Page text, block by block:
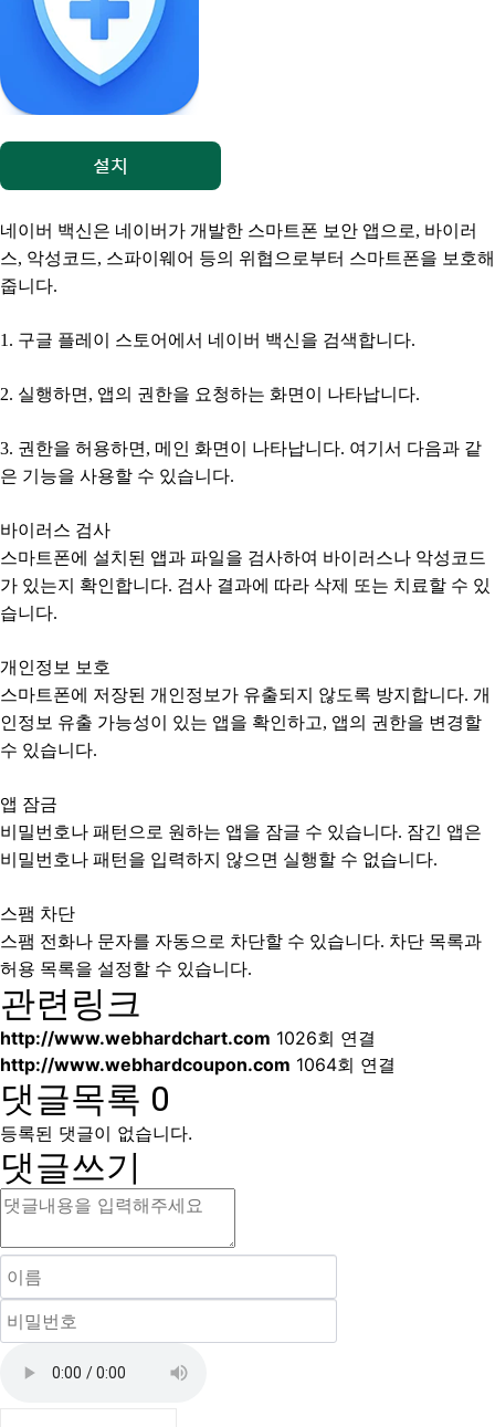
네이버 백신은 네이버가 개발한 스마트폰 보안 앱으로, 바이러
스, 악성코드, 스파이웨어 등의 위협으로부터 스마트폰을 보호해
줍니다.
1. 구글 플레이 스토어에서 네이버 백신을 검색합니다.
2. 실행하면, 앱의 권한을 요청하는 화면이 나타납니다.
3. 권한을 허용하면, 메인 화면이 나타납니다. 여기서 다음과 같
은 기능을 사용할 수 있습니다.
바이러스 검사
스마트폰에 설치된 앱과 파일을 검사하여 바이러스나 악성코드
가 있는지 확인합니다. 검사 결과에 따라 삭제 또는 치료할 수 있
습니다.
개인정보 보호
스마트폰에 저장된 개인정보가 유출되지 않도록 방지합니다. 개
인정보 유출 가능성이 있는 앱을 확인하고, 앱의 권한을 변경할
수 있습니다.
앱 잠금
비밀번호나 패턴으로 원하는 앱을 잠글 수 있습니다. 잠긴 앱은
비밀번호나 패턴을 입력하지 않으면 실행할 수 없습니다.
스팸 차단
스팸 전화나 문자를 자동으로 차단할 수 있습니다. 차단 목록과
허용 목록을 설정할 수 있습니다.
관련링크
http://www.webhardchart.com 1026회 연결
http://www.webhardcoupon.com 1064회 연결
댓글목록 0
등록된 댓글이 없습니다.
댓글쓰기